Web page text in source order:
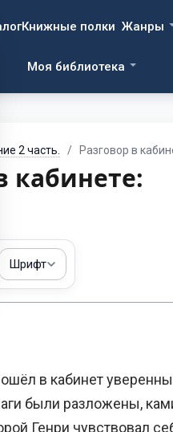
Книжные полки Жанры
Моя библиотека
2 часть. / Разговор в
кабинете:
Шрифт
в кабинет
были разложены,
Генри чувствовал